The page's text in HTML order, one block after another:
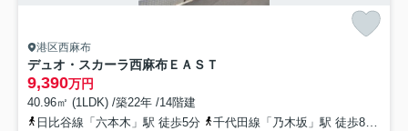
港区西麻布
デュオ・スカーラ西麻布ＥＡＳＴ
9,390万円
40.96㎡ (1LDK) /築22年 /14階建
日比谷線「六本木」駅 徒歩5分
千代田線「乃木坂」駅 徒歩8分